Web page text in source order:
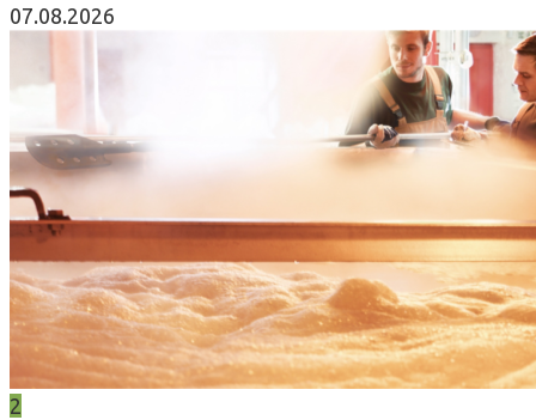
07.08.2026
2